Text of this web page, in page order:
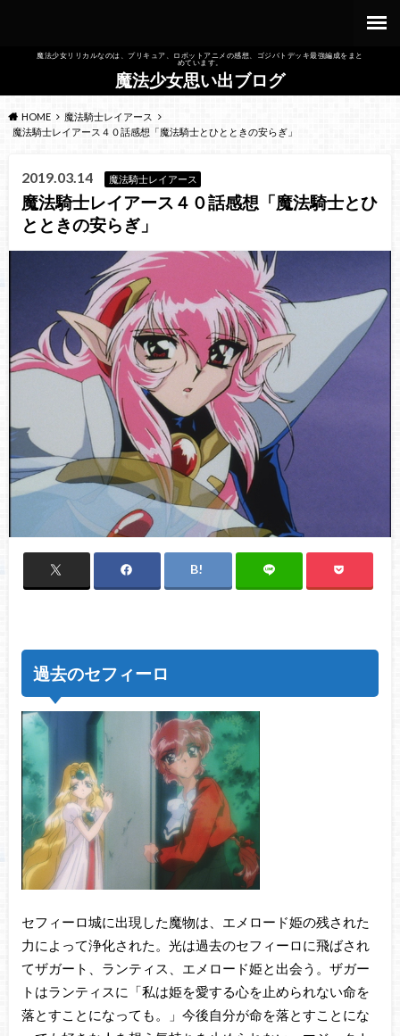
魔法少女リリカルなのは、プリキュア、ロボットアニメの感想、ゴジバトデッキ最強編成をまと
めています。
魔法少女思い出ブログ
HOME
魔法騎士レイアース
魔法騎士レイアース４０話感想「魔法騎士とひとときの安らぎ」
2019.03.14 魔法騎士レイアース
魔法騎士レイアース４０話感想「魔法騎士とひ
とときの安らぎ」
過去のセフィーロ
セフィーロ城に出現した魔物は、エメロード姫の残された
力によって浄化された。光は過去のセフィーロに飛ばされ
てザガート、ランティス、エメロード姫と出会う。ザガー
トはランティスに「私は姫を愛する心を止められない命を
落とすことになっても。」今後自分が命を落とすことにな